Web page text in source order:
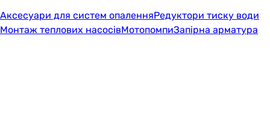
Аксесуари для систем опаленняРедуктори тиску води
Монтаж теплових насосівМотопомпиЗапірна арматура